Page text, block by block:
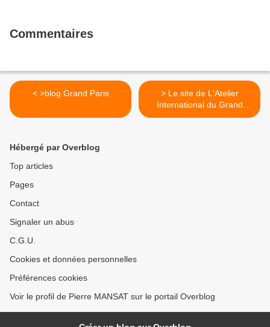
Commentaires
< >blog Grand Paris
> Le site de L'Atelier
International du Grand
Paris >
Hébergé par Overblog
Top articles
Pages
Contact
Signaler un abus
C.G.U.
Cookies et données personnelles
Préférences cookies
Voir le profil de Pierre MANSAT sur le portail Overblog